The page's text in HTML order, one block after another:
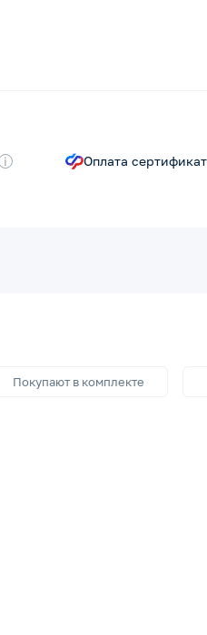
i Оплата
Покупают в комплекте